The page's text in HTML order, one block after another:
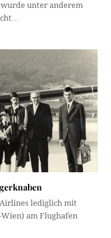
unter anderem
lediglich mit
am Flughafen